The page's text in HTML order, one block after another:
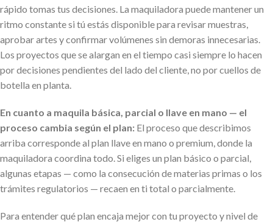
rápido tomas tus decisiones. La maquiladora puede mantener un
ritmo constante si tú estás disponible para revisar muestras,
aprobar artes y confirmar volúmenes sin demoras innecesarias.
Los proyectos que se alargan en el tiempo casi siempre lo hacen
por decisiones pendientes del lado del cliente, no por cuellos de
botella en planta.
En cuanto a maquila básica, parcial o llave en mano — el
proceso cambia según el plan: El proceso que describimos
arriba corresponde al plan llave en mano o premium, donde la
maquiladora coordina todo. Si eliges un plan básico o parcial,
algunas etapas — como la consecución de materias primas o los
trámites regulatorios — recaen en ti total o parcialmente.
Para entender qué plan encaja mejor con tu proyecto y nivel de